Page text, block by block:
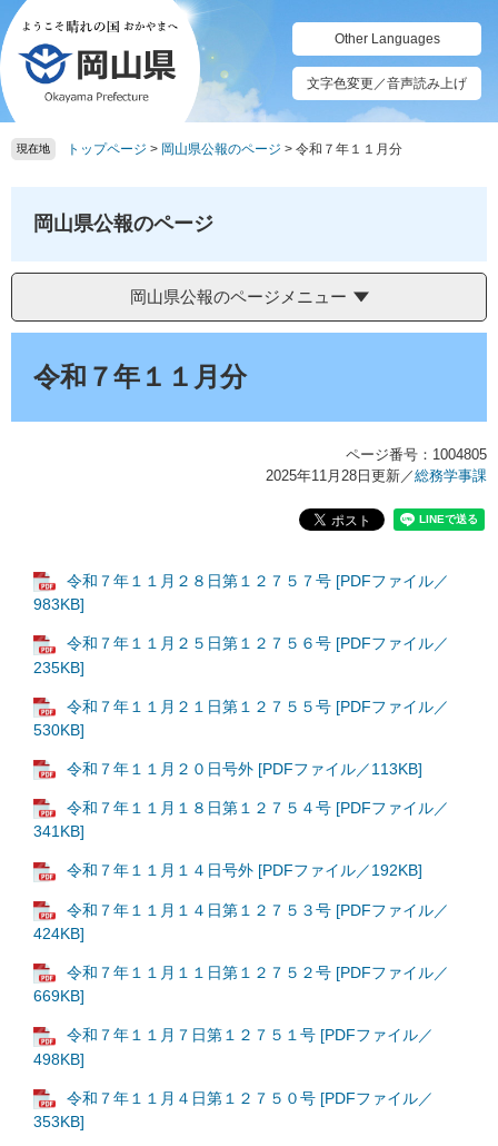
ペ
ー
ジ
の
先
頭
メ
ニ
ュ
ー
を
飛
Other Languages
文字色変更／音声読み上げ
現在地 トップページ > 岡山県公報のページ > 令和７年１１月分
岡山県公報のページ
岡山県公報のページメニュー
令和７年１１月分
ページ番号：1004805
2025年11月28日更新／総務学事課
令和７年１１月２８日第１２７５７号 [PDFファイル／
983KB]
令和７年１１月２５日第１２７５６号 [PDFファイル／
235KB]
令和７年１１月２１日第１２７５５号 [PDFファイル／
530KB]
令和７年１１月２０日号外 [PDFファイル／113KB]
令和７年１１月１８日第１２７５４号 [PDFファイル／
341KB]
令和７年１１月１４日号外 [PDFファイル／192KB]
令和７年１１月１４日第１２７５３号 [PDFファイル／
424KB]
令和７年１１月１１日第１２７５２号 [PDFファイル／
669KB]
令和７年１１月７日第１２７５１号 [PDFファイル／
498KB]
令和７年１１月４日第１２７５０号 [PDFファイル／
353KB]